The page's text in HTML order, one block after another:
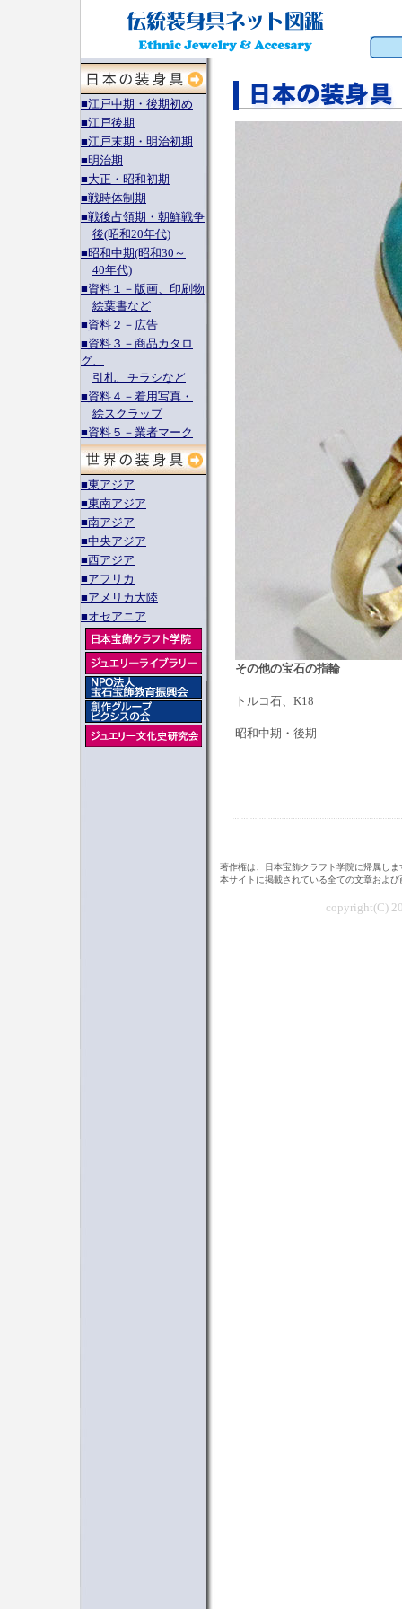
その他の宝石の指輪
トルコ石、K18
昭和中期・後期
著作権は、日本宝飾クラフト学院に帰属しま
本サイトに掲載されている全ての文章およ
copyright(C)
■江戸中期・後期初め
■江戸後期
■江戸末期・明治初期
■明治期
■大正・昭和初期
■戦時体制期
■戦後占領期・朝鮮戦争
後(昭和20年代)
■昭和中期(昭和30～
40年代)
■資料１－版画、印刷物
絵葉書など
■資料２－広告
■資料３－商品カタロ
グ、
引札、チラシなど
■資料４－着用写真・
絵スクラップ
■資料５－業者マーク
■東アジア
■東南アジア
■南アジア
■中央アジア
■西アジア
■アフリカ
■アメリカ大陸
■オセアニア